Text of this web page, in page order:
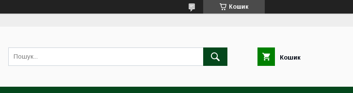
Кошик
Кошик